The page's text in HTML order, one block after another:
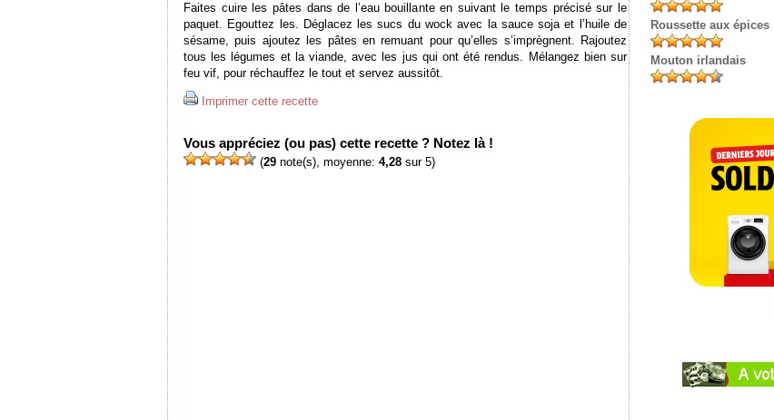
Faites cuire les pâtes dans de l’eau bouillante en suivant le temps précisé sur le
paquet. Egouttez les. Déglacez les sucs du wock avec la sauce soja et l’huile de
sésame, puis ajoutez les pâtes en remuant pour qu’elles s’imprègnent. Rajoutez
tous les légumes et la viande, avec les jus qui ont été rendus. Mélangez bien sur
feu vif, pour réchauffez le tout et servez aussitôt.
Imprimer cette recette
Vous appréciez (ou pas) cette recette ? Notez là !
(29 note(s), moyenne: 4,28 sur 5)
Roussette aux épices
Mouton irlandais